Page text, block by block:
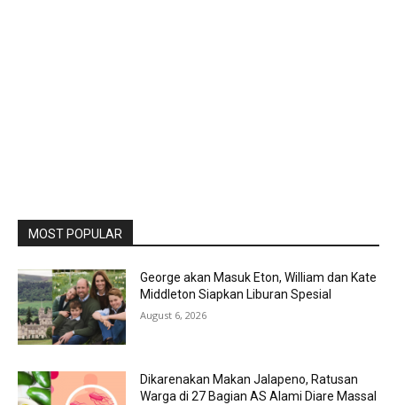
MOST POPULAR
George akan Masuk Eton, William dan Kate
Middleton Siapkan Liburan Spesial
August 6, 2026
Dikarenakan Makan Jalapeno, Ratusan
Warga di 27 Bagian AS Alami Diare Massal